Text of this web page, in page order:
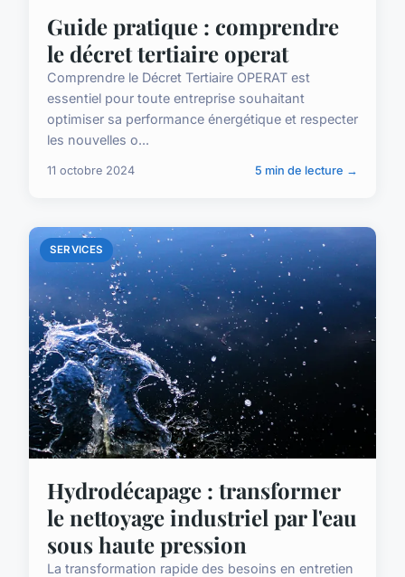
Guide pratique : comprendre
le décret tertiaire operat
Comprendre le Décret Tertiaire OPERAT est
essentiel pour toute entreprise souhaitant
optimiser sa performance énergétique et respecter
les nouvelles o...
11 octobre 2024 5 min de lecture →
SERVICES
Hydrodécapage : transformer
le nettoyage industriel par l'eau
sous haute pression
La transformation rapide des besoins en entretien